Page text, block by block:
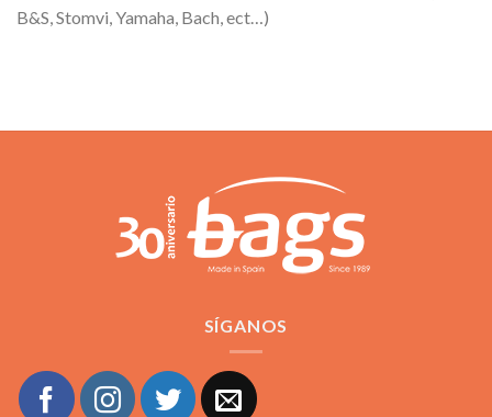
B&S, Stomvi, Yamaha, Bach, ect…)
SÍGANOS